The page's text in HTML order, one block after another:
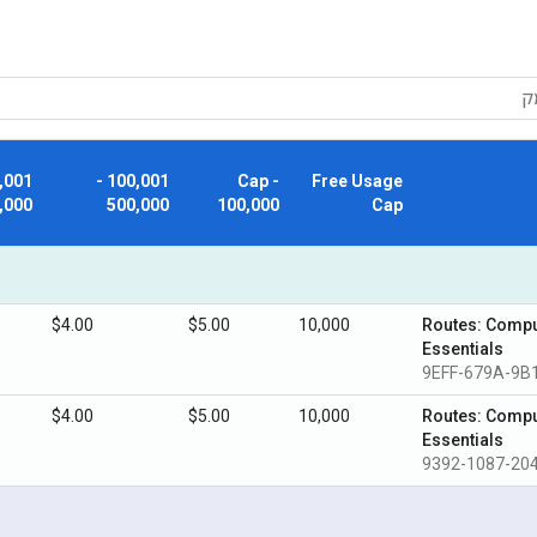
Free Usage
Cap
Cap -
100,000
100,001 -
500,000
Routes:
Essentials
9EFF-679A-
10,000
$5.00
$4.00
Routes:
Essentials
9392-1087-
10,000
$5.00
$4.00